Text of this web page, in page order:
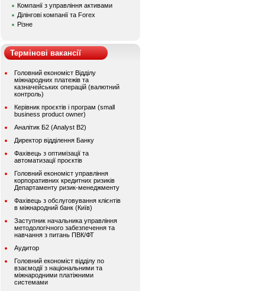
Компанії з управління активами
Ділінгові компанії та Forex
Різне
Термінові вакансії
Головний економіст Відділу
міжнародних платежів та
казначейських операцій (валютний
контроль)
Керівник проєктів і програм (small
business product owner)
Аналітик Б2 (Analyst B2)
Директор відділення Банку
Фахівець з оптимізації та
автоматизації проєктів
Головний економіст управління
корпоративних кредитних ризиків
Департаменту ризик-менеджменту
Фахівець з обслуговування клієнтів
в міжнародний банк (Київ)
Заступник начальника управління
методологічного забезпечення та
навчання з питань ПВК/ФТ
Аудитор
Головний економіст відділу по
взаємодії з національними та
міжнародними платіжними
системами